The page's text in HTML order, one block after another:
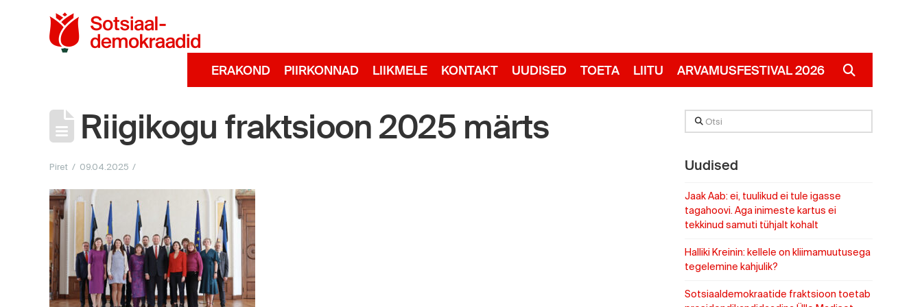
Sotsiaaldemokraadid
ERAKOND PIIRKONNAD LIIKMELE KONTAKT UUDISED TOETA LIITU ARVAMUSFESTIVAL 2026
Riigikogu fraktsioon 2025 märts
Piret 09.04.2025
Otsi
Uudised
Jaak Aab: ei, tuulikud ei tule igasse
tagahoovi. Aga inimeste kartus ei
tekkinud samuti tühjalt kohalt
Halliki Kreinin: kellele on kliimamuutusega
tegelemine kahjulik?
Sotsiaaldemokraatide fraktsioon toetab